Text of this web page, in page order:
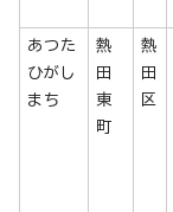
あつた
ひがし
まち
熱
田
東
町
熱
田
区